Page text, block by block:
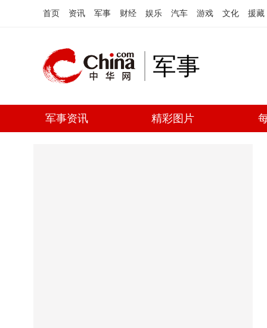
首页 资讯 军事 财经 娱乐 汽车 游戏 文化 援藏
军事
军事资讯 精彩图片